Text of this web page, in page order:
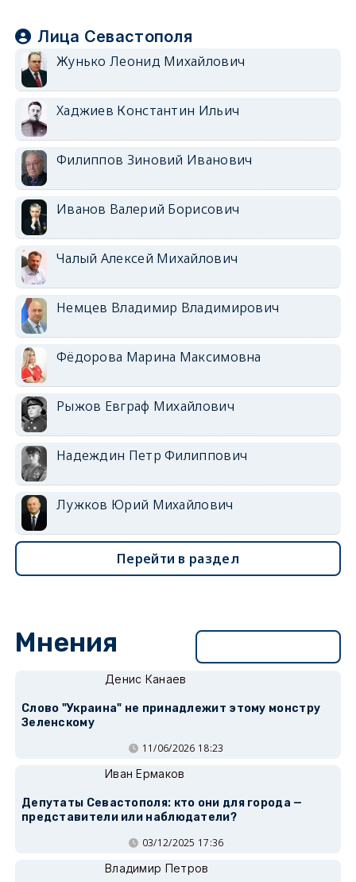
Лица Севастополя
Жунько Леонид Михайлович
Хаджиев Константин Ильич
Филиппов Зиновий Иванович
Иванов Валерий Борисович
Чалый Алексей Михайлович
Немцев Владимир Владимирович
Фёдорова Марина Максимовна
Рыжов Евграф Михайлович
Надеждин Петр Филиппович
Лужков Юрий Михайлович
Перейти в раздел
Мнения
Денис Канаев
Слово "Украина" не принадлежит этому монстру
Зеленскому
11/06/2026 18:23
Иван Ермаков
Депутаты Севастополя: кто они для города —
представители или наблюдатели?
03/12/2025 17:36
Владимир Петров